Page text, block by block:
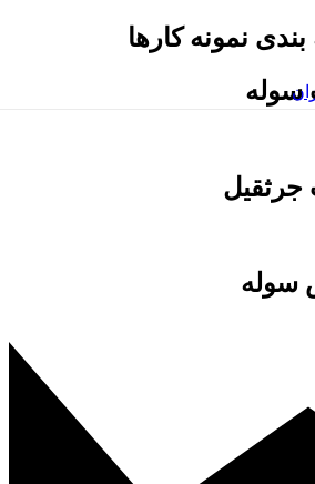
نمونه کارها
سوله
جرثقیل
سوله